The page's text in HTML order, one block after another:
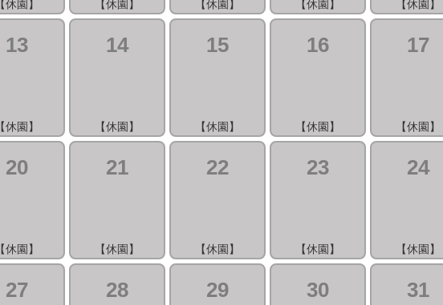
【休園】 【休園】 【休園】 【休園】 【休園】
13
【休園】
14
【休園】
15
【休園】
16
【休園】
17
【休園】
20
【休園】
21
【休園】
22
【休園】
23
【休園】
24
【休園】
27 28 29 30 31